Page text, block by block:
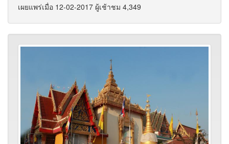
เผยแพร่เมื่อ 12-02-2017 ผู้เช้าชม 4,349